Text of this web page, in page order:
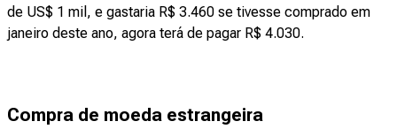
de US$ 1 mil, e gastaria R$ 3.460 se tivesse comprado em
janeiro deste ano, agora terá de pagar R$ 4.030.
Compra de moeda estrangeira